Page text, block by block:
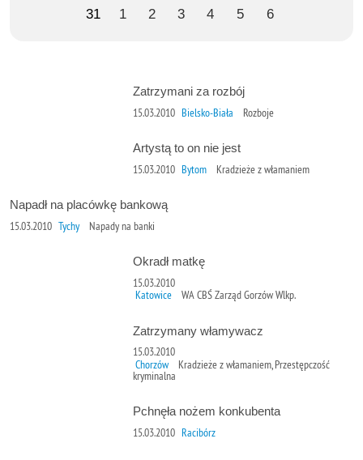
31
1 2 3 4 5 6
Zatrzymani za rozbój
15.03.2010 Bielsko-Biała Rozboje
Artystą to on nie jest
15.03.2010 Bytom Kradzieże z włamaniem
Napadł na placówkę bankową
15.03.2010 Tychy Napady na banki
Okradł matkę
15.03.2010
Katowice WA CBŚ Zarząd Gorzów Wlkp.
Zatrzymany włamywacz
15.03.2010
Chorzów Kradzieże z włamaniem, Przestępczość
kryminalna
Pchnęła nożem konkubenta
15.03.2010 Racibórz